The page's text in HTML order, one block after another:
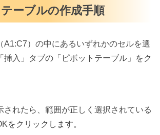
ーブルの作成手順
A1:C7）の中にあるいずれかのセルを選
挿入」タブの「ピボットテーブル」をク
されたら、範囲が正しく選択されている
をクリックします。